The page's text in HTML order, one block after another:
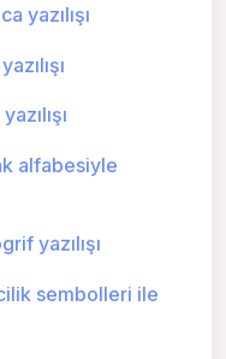
yazılışı
alfabesiyle
yazılışı
sembolleri ile